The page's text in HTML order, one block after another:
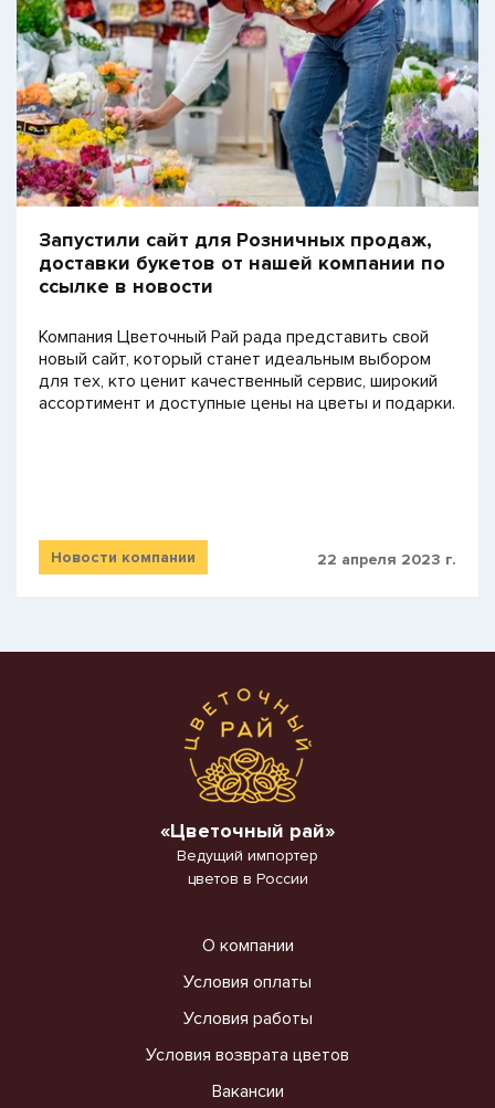
Запустили сайт для Розничных продаж,
доставки букетов от нашей компании по
ссылке в новости
Компания Цветочный Рай рада представить свой
новый сайт, который станет идеальным выбором
для тех, кто ценит качественный сервис, широкий
ассортимент и доступные цены на цветы и подарки.
Новости компании 22 апреля 2023 г.
«Цветочный рай»
Ведущий импортер
цветов в России
О компании
Условия оплаты
Условия работы
Условия возврата цветов
Вакансии